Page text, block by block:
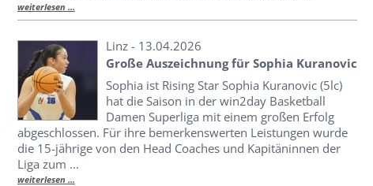
weiterlesen ...
Linz - 13.04.2026
Große Auszeichnung für Sophia Kuranovic
Sophia ist Rising Star Sophia Kuranovic (5lc)
hat die Saison in der win2day Basketball
Damen Superliga mit einem großen Erfolg
abgeschlossen. Für ihre bemerkenswerten Leistungen wurde
die 15-jährige von den Head Coaches und Kapitäninnen der
Liga zum ...
weiterlesen ...